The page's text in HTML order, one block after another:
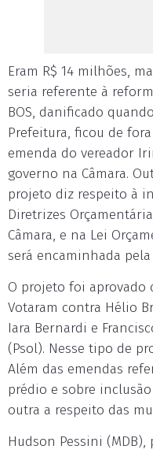
Eram R$ 14 milhões,
seria referente à
BOS, danificado
Prefeitura, ficou de
emenda do vereador
governo na Câmara.
projeto diz respeito à
Diretrizes
Câmara, e na Lei
será encaminhada
O projeto foi aprovado
Votaram contra Hélio
Iara Bernardi e
(Psol). Nesse tipo de
Além das emendas
prédio e sobre
outra a respeito das
Hudson Pessini